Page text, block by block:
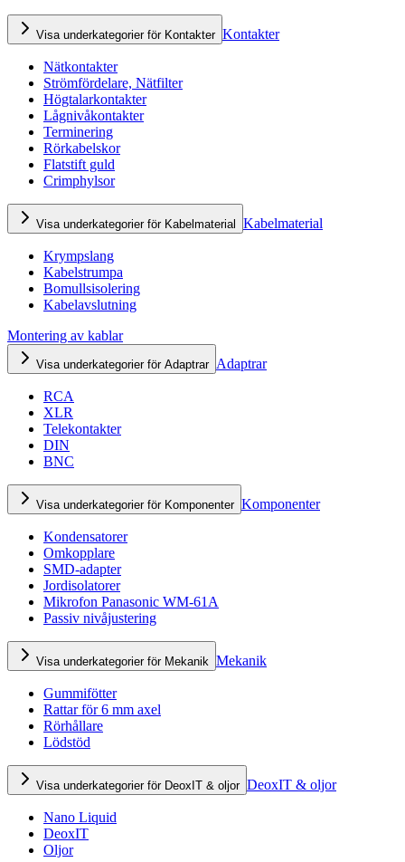
Visa underkategorier för Kontakter Kontakter
Nätkontakter
Strömfördelare, Nätfilter
Högtalarkontakter
Lågnivåkontakter
Terminering
Rörkabelskor
Flatstift guld
Crimphylsor
Visa underkategorier för Kabelmaterial Kabelmaterial
Krympslang
Kabelstrumpa
Bomullsisolering
Kabelavslutning
Montering av kablar
Visa underkategorier för Adaptrar Adaptrar
RCA
XLR
Telekontakter
DIN
BNC
Visa underkategorier för Komponenter Komponenter
Kondensatorer
Omkopplare
SMD-adapter
Jordisolatorer
Mikrofon Panasonic WM-61A
Passiv nivåjustering
Visa underkategorier för Mekanik Mekanik
Gummifötter
Rattar för 6 mm axel
Rörhållare
Lödstöd
Visa underkategorier för DeoxIT & oljor DeoxIT & oljor
Nano Liquid
DeoxIT
Oljor